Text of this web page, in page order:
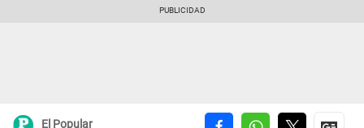
El Popular